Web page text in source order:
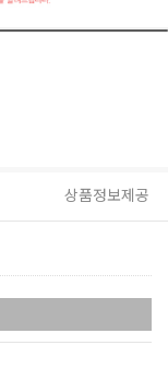
상품정보제공